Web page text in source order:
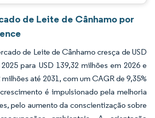
de Leite de Cânhamo por
de Leite de Cânhamo cresça de USD
para USD 139,32 milhões em 2026 e
milhões até 2031, com um CAGR de 9,35%
é impulsionado pela melhoria
pelo aumento da conscientização sobre